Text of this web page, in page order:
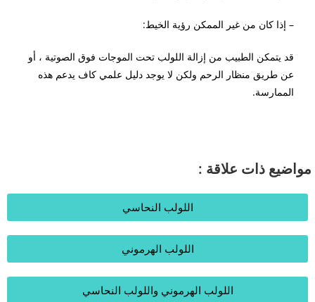
– إذا كان من غير الممكن رؤية الخيط:
قد يتمكن الطبيب من إزالة اللولب تحت الموجات فوق الصوتية ، أو
عن طريق منظار الرحم ولكن لا يوجد دليل علمي كاف يدعم هذه
الممارسة.
ذات علاقة :
اللولب النحاسي
اللولب الهرموني
اللولب الهرموني واللولب النحاسي